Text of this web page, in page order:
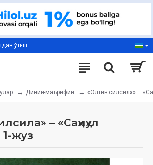
ўтиш
Диний-маърифий «Олтин силсила» –
– «Саҳиҳул
жуз